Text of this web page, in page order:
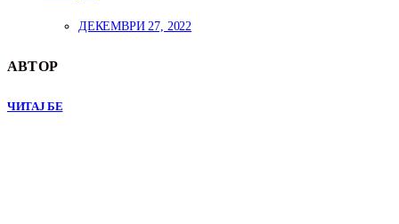
ДЕКЕМВРИ 27, 2022
АВТОР
ЧИТАЈ БЕ